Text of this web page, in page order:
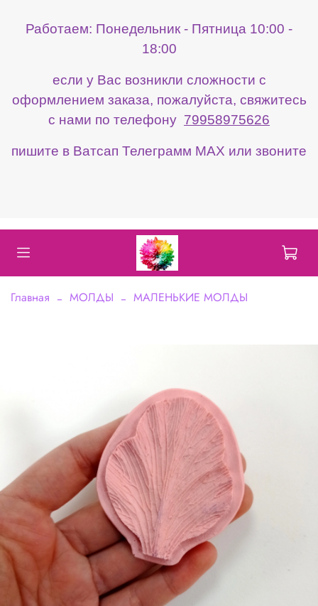
Работаем: Понедельник - Пятница 10:00 -
18:00
если у Вас возникли сложности с
оформлением заказа, пожалуйста, свяжитесь
с нами по телефону 79958975626
пишите в Ватсап Телеграмм МАХ или звоните
Главная МОЛДЫ МАЛЕНЬКИЕ МОЛДЫ